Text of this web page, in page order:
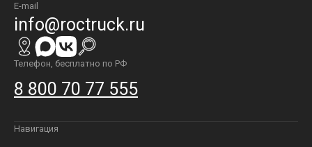
E-mail
info@roctruck.ru
Телефон, бесплатно по РФ
8 800 70 77 555
Навигация